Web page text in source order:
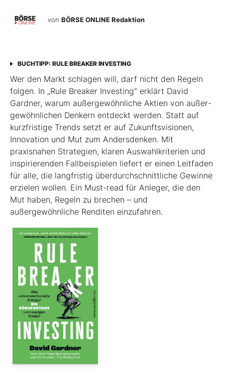
von BÖRSE ONLINE Redaktion
BUCHTIPP: RULE BREAKER INVESTING
Wer den Markt schlagen will, darf nicht den Regeln
folgen. In „Rule Breaker Investing“ erklärt David
Gardner, warum außergewöhnliche Aktien von außer­
gewöhnlichen Denkern entdeckt werden. Statt auf
kurzfristige Trends setzt er auf Zukunftsvisionen,
Innovation und Mut zum Andersdenken. Mit
praxisnahen Strategien, klaren Auswahlkriterien und
inspirierenden Fallbeispielen liefert er einen Leit­faden
für alle, die langfristig überdurchschnittliche Gewinne
erzielen wollen. Ein Must-read für Anleger, die den
Mut haben, Regeln zu brechen – und
außergewöhnliche Renditen einzufahren.